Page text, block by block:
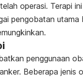
operasi. Terapi
pengobatan utama
penggunaan
Beberapa jenis